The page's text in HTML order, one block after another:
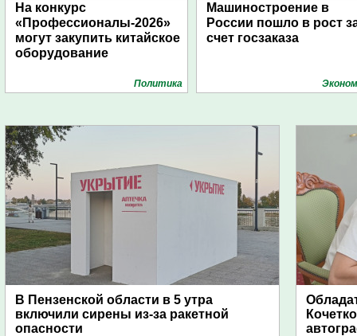
На конкурс
«Профессионалы-2026»
могут закупить китайское
оборудование
Политика
Машиностроение в
России пошло в рост
счет госзаказа
В Пензенской области в 5 утра
включили сирены из-за ракетной
опасности